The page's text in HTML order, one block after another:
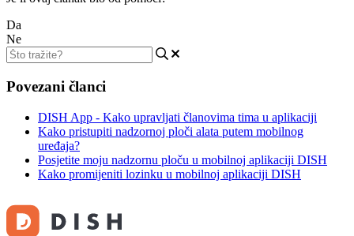
Da
Ne
Povezani članci
DISH App - Kako upravljati članovima tima u aplikaciji
Kako pristupiti nadzornoj ploči alata putem mobilnog
uređaja?
Posjetite moju nadzornu ploču u mobilnoj aplikaciji DISH
Kako promijeniti lozinku u mobilnoj aplikaciji DISH